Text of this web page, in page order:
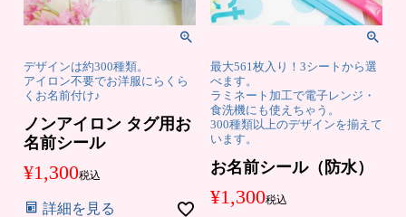
注
履
お
支
つ
期・
発送
デザインは約300種類。
アイロン不要でお洋服にらくら
くお名前付け♪
ノンアイロン タグ用お
名前シール
¥1,300税込
詳細を見る
最大561枚入り！3シートから選
べます。
ラミネート加工で電子レンジ・
食洗機にも使えちゃう。
300種類以上のデザインを揃えて
います。
お名前シール（防水）
¥1,300税込